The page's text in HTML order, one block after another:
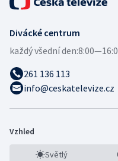
Divácké centrum
každý všední den:
261 136 113
info@ceskatelevize.cz
Vzhled
Světlý